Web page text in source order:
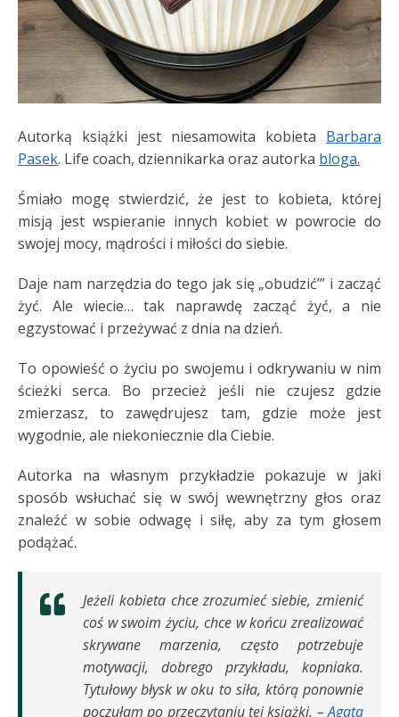
Autorką książki jest niesamowita kobieta Barbara
Pasek. Life coach, dziennikarka oraz autorka bloga.
Śmiało mogę stwierdzić, że jest to kobieta, której
misją jest wspieranie innych kobiet w powrocie do
swojej mocy, mądrości i miłości do siebie.
Daje nam narzędzia do tego jak się „obudzić’” i zacząć
żyć. Ale wiecie… tak naprawdę zacząć żyć, a nie
egzystować i przeżywać z dnia na dzień.
To opowieść o życiu po swojemu i odkrywaniu w nim
ścieżki serca. Bo przecież jeśli nie czujesz gdzie
zmierzasz, to zawędrujesz tam, gdzie może jest
wygodnie, ale niekoniecznie dla Ciebie.
Autorka na własnym przykładzie pokazuje w jaki
sposób wsłuchać się w swój wewnętrzny głos oraz
znaleźć w sobie odwagę i siłę, aby za tym głosem
podążać.
Jeżeli kobieta chce zrozumieć siebie, zmienić
coś w swoim życiu, chce w końcu zrealizować
skrywane marzenia, często potrzebuje
motywacji, dobrego przykładu, kopniaka.
Tytułowy błysk w oku to siła, którą ponownie
poczułam po przeczytaniu tej książki. –Agata